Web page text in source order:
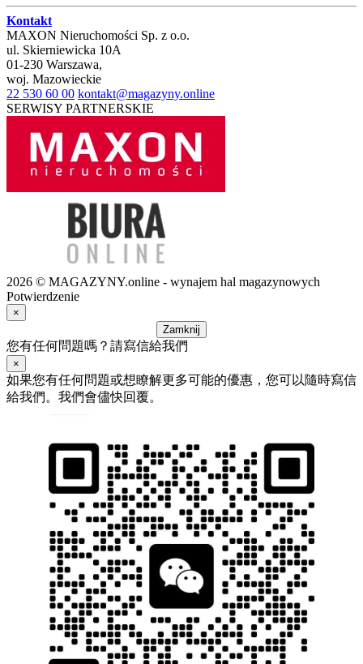
Kontakt
MAXON Nieruchomości Sp. z o.o.
ul. Skierniewicka 10A
01-230 Warszawa,
woj. Mazowieckie
22 530 60 00 kontakt@magazyny.online
SERWISY PARTNERSKIE
2026 © MAGAZYNY.online - wynajem hal magazynowych
Potwierdzenie
×
Zamknij
您有任何問題嗎？請寫信給我們
×
如果您有任何問題或想瞭解更多可能的優惠，您可以隨時寫信
給我們。我們會儘快回覆。